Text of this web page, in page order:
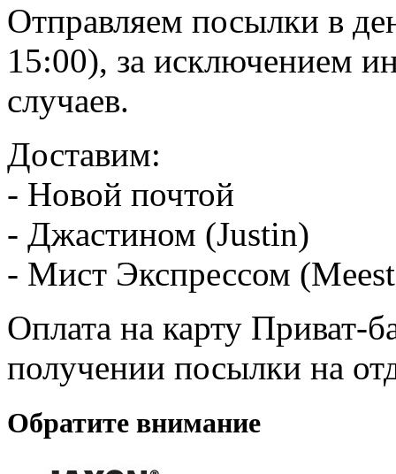
Отправляем посылки в
15:00), за исключением
случаев.
Доставим:
- Новой почтой
- Джастином (Justin)
- Мист Экспрессом
Оплата на карту Приват-
получении посылки на
Обратите внимание